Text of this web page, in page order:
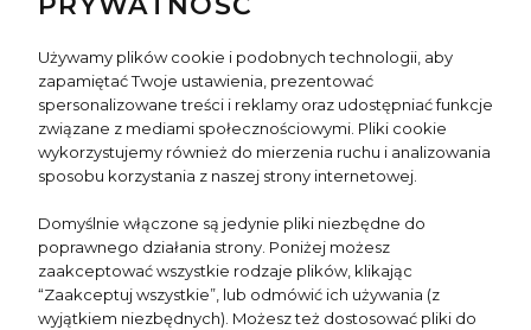
INFO
NEWSLETTER
Używamy plików cookie i podobnych technologii, aby
zapamiętać Twoje ustawienia, prezentować
spersonalizowane treści i reklamy oraz udostępniać funkcje
związane z mediami społecznościowymi. Pliki cookie
wykorzystujemy również do mierzenia ruchu i analizowania
sposobu korzystania z naszej strony internetowej.
Domyślnie włączone są jedynie pliki niezbędne do
poprawnego działania strony. Poniżej możesz
zaakceptować wszystkie rodzaje plików, klikając
“Zaakceptuj wszystkie”, lub odmówić ich używania (z
wyjątkiem niezbędnych). Możesz też dostosować pliki do